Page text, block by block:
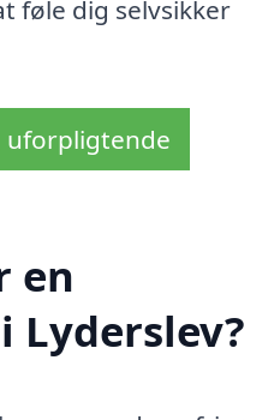
føle dig selvsikker
uforpligtende
en
Lyderslev?